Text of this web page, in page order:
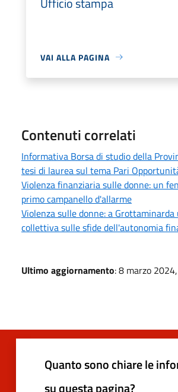
VAI ALLA PAGINA
Contenuti correlati
Informativa Borsa di studio della
tesi di laurea sul tema Pari
Violenza finanziaria sulle donne: un
primo campanello d'allarme
Violenza sulle donne: a
collettiva sulle sfide dell'autonomia
Ultimo aggiornamento: 8 marzo
Quanto sono chiare le
su questa pagina?